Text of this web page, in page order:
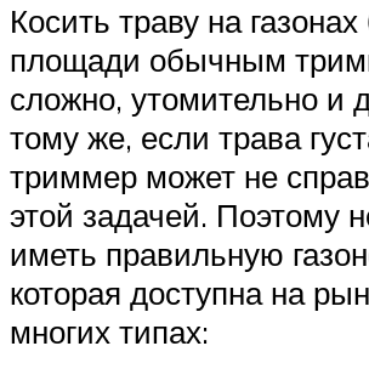
Косить траву на
площади обычным
сложно, утомительно и
тому же, если трава
триммер может не
этой задачей. Поэтому
иметь правильную
которая доступна на
многих типах: